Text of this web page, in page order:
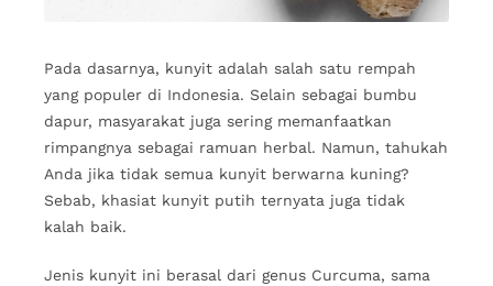
Pada dasarnya, kunyit adalah salah satu rempah
yang populer di Indonesia. Selain sebagai bumbu
dapur, masyarakat juga sering memanfaatkan
rimpangnya sebagai ramuan herbal. Namun, tahukah
Anda jika tidak semua kunyit berwarna kuning?
Sebab, khasiat kunyit putih ternyata juga tidak
kalah baik.
Jenis kunyit ini berasal dari genus Curcuma, sama